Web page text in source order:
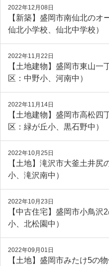
2022年12月08日
【新築】盛岡市南仙北のオ
仙北小学校、仙北中学校）
2022年11月22日
【土地建物】盛岡市東山一
区：中野小、河南中）
2022年11月14日
【土地建物】盛岡市高松四
区：緑が丘小、黒石野中）
2022年10月25日
【土地】滝沢市大釜土井尻
小、滝沢南中）
2022年10月23日
【中古住宅】盛岡市小鳥沢
小、北松園中）
2022年09月01日
【土地】盛岡市みたけ5の